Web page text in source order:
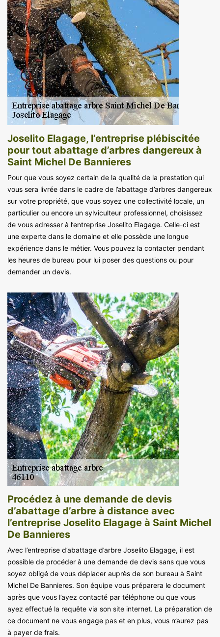
Joselito Elagage, l’entreprise plébiscitée
pour tout abattage d’arbres dangereux à
Saint Michel De Bannieres
Pour que vous soyez certain de la qualité de la prestation qui
vous sera livrée dans le cadre de l’abattage d’arbres dangereux
sur votre propriété, que vous soyez une collectivité locale, un
particulier ou encore un sylviculteur professionnel, choisissez
de vous adresser à l’entreprise Joselito Elagage. Celle-ci est
une experte dans le domaine et elle possède une longue
expérience dans le métier. Vous pouvez la contacter pendant
les heures de bureau pour lui poser des questions ou pour
demander un devis.
Procédez à une demande de devis
d’abattage d’arbre à distance avec
l’entreprise Joselito Elagage à Saint Michel
De Bannieres
Avec l’entreprise d’abattage d’arbre Joselito Elagage, il est
possible de procéder à une demande de devis sans que vous
soyez obligé de vous déplacer auprès de son bureau à Saint
Michel De Bannieres. Son équipe vous préparera le document
après que vous l’ayez contacté par téléphone ou que vous
ayez effectué la requête via son site internet. La préparation de
ce document ne vous engage pas et en plus, vous n’aurez pas
à payer de frais.